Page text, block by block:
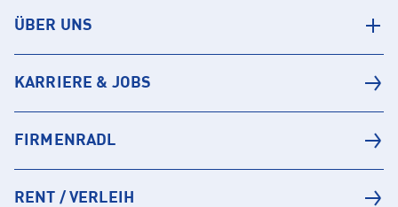
ÜBER UNS
KARRIERE & JOBS
FIRMENRADL
RENT / VERLEIH